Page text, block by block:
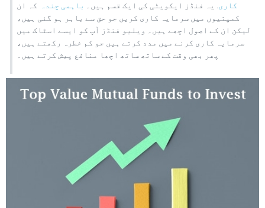
کاری. یہ فنڈز ایکویٹی کی ایک قسم ہیں۔ باہمی چندہ
کہ ان
کمپنیوں میں سرمایہ کاری کریں جو حق سے باہر ہو گئی ہیں،
لیکن ان کے اصول اچھے ہیں۔ ویلیو فنڈز آپ کو ایسے اسٹاک میں
سرمایہ کاری کرنے میں مدد کرتے ہیں جو کم خطرہ رکھتے ہیں،
پھر بھی وقت کے ساتھ ساتھ اچھا منافع پیش کرتے ہیں۔